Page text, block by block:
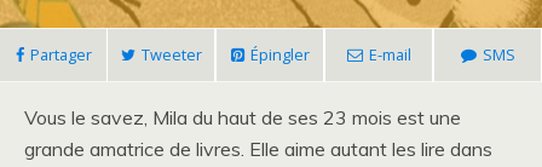
Partager Tweeter Épingler E-mail SMS
Vous le savez, Mila du haut de ses 23 mois est une
grande amatrice de livres. Elle aime autant les lire dans